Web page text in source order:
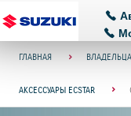
ГЛАВНАЯ
АКСЕССУАРЫ ECSTAR